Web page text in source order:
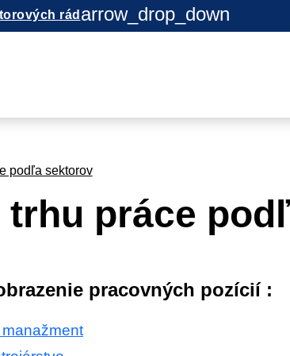
rád arrow_drop_down
podľa sektorov
trhu práce
pracovných pozícií :